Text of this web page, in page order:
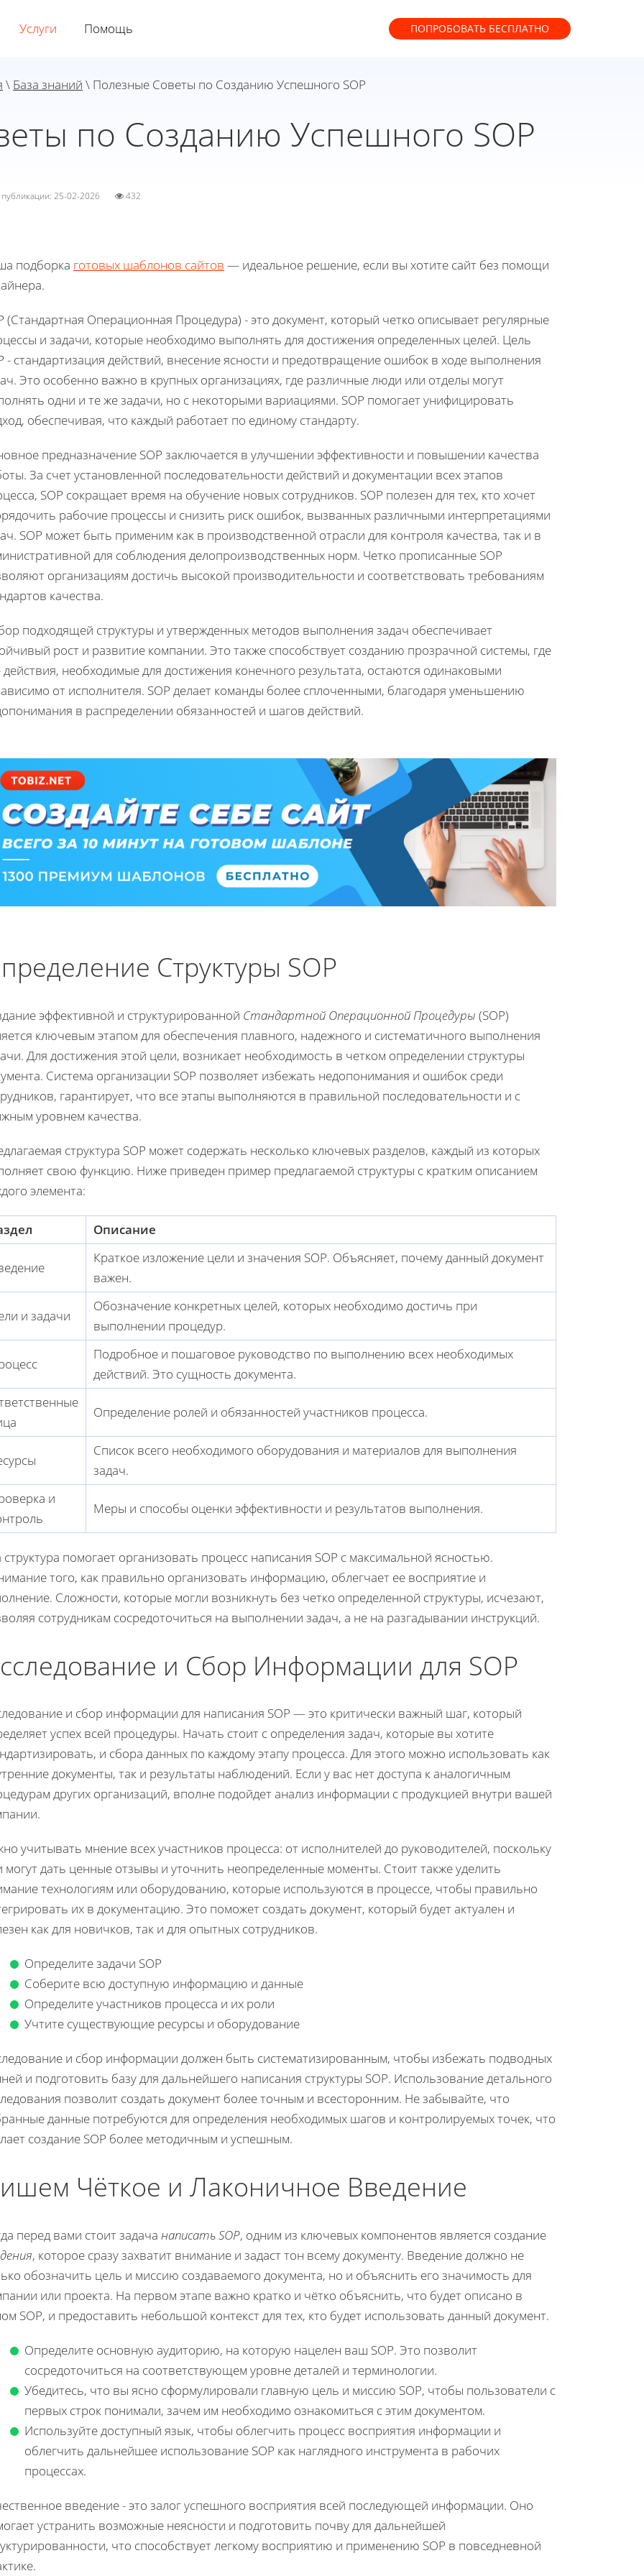
Услуги Помощь ПОПРОБОВАТЬ БЕСПЛАТНО
\ База знаний \ Полезные Советы по Созданию Успешного SOP
по Созданию Успешного SOP
публикации: 25-02-2026 432
подборка готовых шаблонов сайтов — идеальное решение, если вы хотите сайт без помощи
(Стандартная Операционная Процедура) - это документ, который четко описывает регулярные
и задачи, которые необходимо выполнять для достижения определенных целей. Цель
- стандартизация действий, внесение ясности и предотвращение ошибок в ходе выполнения
Это особенно важно в крупных организациях, где различные люди или отделы могут
одни и те же задачи, но с некоторыми вариациями. SOP помогает унифицировать
обеспечивая, что каждый работает по единому стандарту.
предназначение SOP заключается в улучшении эффективности и повышении качества
За счет установленной последовательности действий и документации всех этапов
SOP сокращает время на обучение новых сотрудников. SOP полезен для тех, кто хочет
рабочие процессы и снизить риск ошибок, вызванных различными интерпретациями
SOP может быть применим как в производственной отрасли для контроля качества, так и в
для соблюдения делопроизводственных норм. Четко прописанные SOP
организациям достичь высокой производительности и соответствовать требованиям
качества.
подходящей структуры и утвержденных методов выполнения задач обеспечивает
рост и развитие компании. Это также способствует созданию прозрачной системы, где
действия, необходимые для достижения конечного результата, остаются одинаковыми
от исполнителя. SOP делает команды более сплоченными, благодаря уменьшению
в распределении обязанностей и шагов действий.
Структуры SOP
эффективной и структурированной Стандартной Операционной Процедуры (SOP)
ключевым этапом для обеспечения плавного, надежного и систематичного выполнения
Для достижения этой цели, возникает необходимость в четком определении структуры
Система организации SOP позволяет избежать недопонимания и ошибок среди
гарантирует, что все этапы выполняются в правильной последовательности и с
уровнем качества.
структура SOP может содержать несколько ключевых разделов, каждый из которых
свою функцию. Ниже приведен пример предлагаемой структуры с кратким описанием
элемента:
Описание
Краткое изложение цели и значения SOP. Объясняет, почему данный документ
важен.
и задачи
Обозначение конкретных целей, которых необходимо достичь при
выполнении процедур.
Подробное и пошаговое руководство по выполнению всех необходимых
действий. Это сущность документа.
Определение ролей и обязанностей участников процесса.
Список всего необходимого оборудования и материалов для выполнения
задач.
и
Меры и способы оценки эффективности и результатов выполнения.
структура помогает организовать процесс написания SOP с максимальной ясностью.
того, как правильно организовать информацию, облегчает ее восприятие и
Сложности, которые могли возникнуть без четко определенной структуры, исчезают,
сотрудникам сосредоточиться на выполнении задач, а не на разгадывании инструкций.
и Сбор Информации для SOP
и сбор информации для написания SOP — это критически важный шаг, который
успех всей процедуры. Начать стоит с определения задач, которые вы хотите
и сбора данных по каждому этапу процесса. Для этого можно использовать как
документы, так и результаты наблюдений. Если у вас нет доступа к аналогичным
других организаций, вполне подойдет анализ информации с продукцией внутри вашей
учитывать мнение всех участников процесса: от исполнителей до руководителей, поскольку
могут дать ценные отзывы и уточнить неопределенные моменты. Стоит также уделить
технологиям или оборудованию, которые используются в процессе, чтобы правильно
их в документацию. Это поможет создать документ, который будет актуален и
как для новичков, так и для опытных сотрудников.
Определите задачи SOP
Соберите всю доступную информацию и данные
Определите участников процесса и их роли
Учтите существующие ресурсы и оборудование
и сбор информации должен быть систематизированным, чтобы избежать подводных
и подготовить базу для дальнейшего написания структуры SOP. Использование детального
позволит создать документ более точным и всесторонним. Не забывайте, что
данные потребуются для определения необходимых шагов и контролируемых точек, что
создание SOP более методичным и успешным.
Чёткое и Лаконичное Введение
перед вами стоит задача написать SOP, одним из ключевых компонентов является создание
, которое сразу захватит внимание и задаст тон всему документу. Введение должно не
обозначить цель и миссию создаваемого документа, но и объяснить его значимость для
или проекта. На первом этапе важно кратко и чётко объяснить, что будет описано в
SOP, и предоставить небольшой контекст для тех, кто будет использовать данный документ.
Определите основную аудиторию, на которую нацелен ваш SOP. Это позволит
сосредоточиться на соответствующем уровне деталей и терминологии.
Убедитесь, что вы ясно сформулировали главную цель и миссию SOP, чтобы пользователи с
первых строк понимали, зачем им необходимо ознакомиться с этим документом.
Используйте доступный язык, чтобы облегчить процесс восприятия информации и
облегчить дальнейшее использование SOP как наглядного инструмента в рабочих
процессах.
введение - это залог успешного восприятия всей последующей информации. Оно
устранить возможные неясности и подготовить почву для дальнейшей
что способствует легкому восприятию и применению SOP в повседневной